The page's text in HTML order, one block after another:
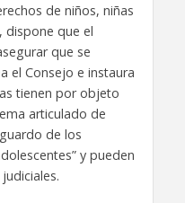
de niños, niñas
dispone que el
que se
el Consejo e instaura
tienen por objeto
articulado de
de los
y pueden